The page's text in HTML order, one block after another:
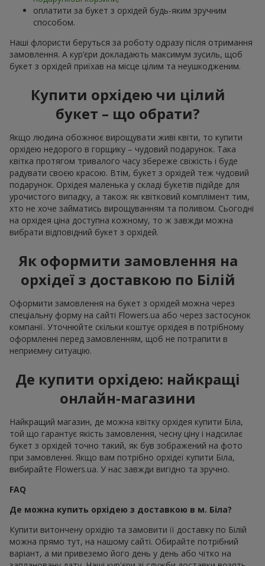
оплатити за букет з орхідей будь-яким зручним
способом.
Наші флористи беруться за роботу одразу після отримання
замовлення. А кур’єри докладають максимум зусиль, щоб
букет з орхідей приїхав на місце цілим та неушкодженим.
Купити орхідею чи цілий
букет – що обрати?
Якщо людина обожнює вирощувати живі квіти, то купити
орхідею недорого в горщику – чудовий подарунок. Така
квітка протягом тривалого часу збереже свіжість і буде
радувати своєю красою. Втім, букет з орхідей теж чудовий
подарунок. Орхідея маленька у складі букетів підійде для
урочистого випадку, а також як квітковий комплімент тим,
хто не хоче займатись вирощуванням та поливом. Сьогодні
на орхідея ціна доступна кожному, то ж завжди можна
вибрати відповідний букет з орхідей.
Як оформити замовлення на
орхідеї з доставкою по Білій
Оформити замовлення на букет з орхідей можна через
спеціальну форму на сайті Flowers.ua або через застосунок
компанії. Уточнюйте скільки коштує орхідея в потрібному
оформленні перед замовленням, щоб не потрапити в
неприємну ситуацію.
Де купити орхідею: найкращі
онлайн-магазини
Найкращий магазин, де можна квітку орхідея купити Біла,
той що гарантує якість замовлення, чесну ціну і надсилає
букет з орхідей точно такий, як був зображений на фото
при замовленні. Якщо вам потрібно орхідеї купити Біла,
вибирайте Flowers.ua. У нас завжди вигідно та зручно.
FAQ
Де можна купить орхідею з доставкою в м. Біла?
Купити витончену орхідію та замовити її доставку по Білій
можна прямо тут, на нашому сайті. Обирайте потрібний
варіант, а ми привеземо його день у день або чітко на